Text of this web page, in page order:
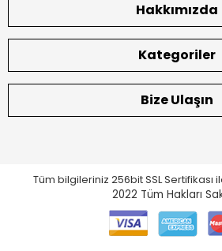
Hakkımızda
Kategoriler
Bize Ulaşın
Tüm bilgileriniz 256bit SSL Sertifikası
2022 Tüm Hakları